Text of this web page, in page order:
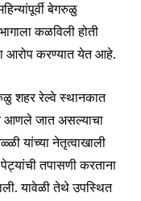
बेगरुळु
कळविली होती
आरोप करण्यात येत आहे.
शहर रेल्वे स्थानकात
आणले जात असल्याचा
यांच्या नेतृत्वाखाली
तपासणी करताना
यावेळी तेथे उपस्थित